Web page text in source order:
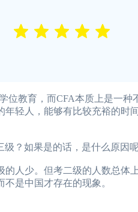
教育，而CFA本质上是一种
轻人，能够有比较充裕的时
？如果是的话，是什么原因
少。但考二级的人数总体
是中国才存在的现象。